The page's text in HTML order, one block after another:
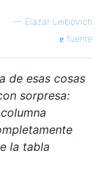
— Elazar Leibovich
fuente
de esas cosas
sorpresa:
la tabla